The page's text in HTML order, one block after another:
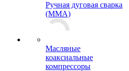
Ручная дуговая сварка
(MMA)
Масляные
коаксиальные
компрессоры